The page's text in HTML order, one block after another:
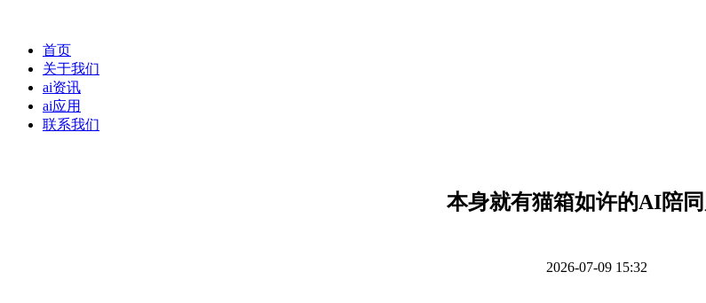
首页
关于我们
ai资讯
ai应用
联系我们
本身就有猫箱如许的AI陪
2026-07-09 15:32